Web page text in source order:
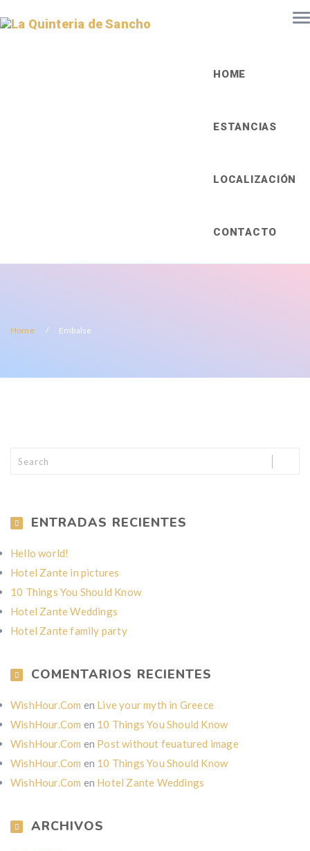
HOME
ESTANCIAS
LOCALIZACIÓN
CONTACTO
Home Embalse
ENTRADAS RECIENTES
Hello world!
Hotel Zante in pictures
10 Things You Should Know
Hotel Zante Weddings
Hotel Zante family party
COMENTARIOS RECIENTES
WishHour.Com en Live your myth in Greece
WishHour.Com en 10 Things You Should Know
WishHour.Com en Post without feuatured image
WishHour.Com en 10 Things You Should Know
WishHour.Com en Hotel Zante Weddings
ARCHIVOS